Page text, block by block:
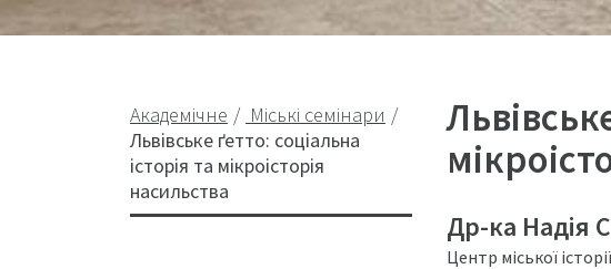
Академічне
Міські семінари
Львівське ґетто: соціальна
історія та мікроісторія
насильства
Др-ка Надія
Центр міської історії